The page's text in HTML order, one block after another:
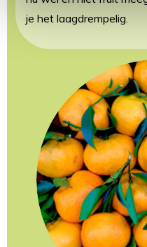
je het laagdrempelig.